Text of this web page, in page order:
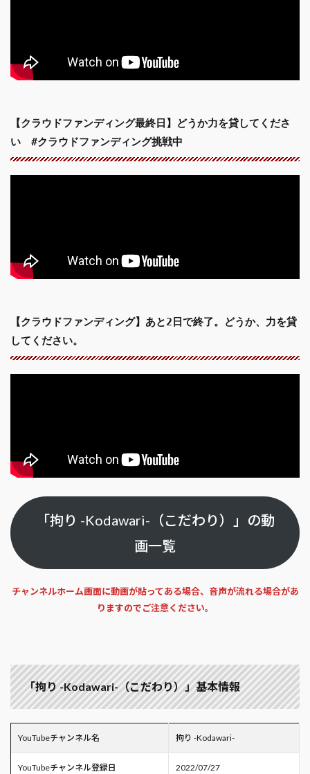
【クラウドファンディング最終日】どうか力を貸してくださ
い #クラウドファンディング挑戦中
【クラウドファンディング】あと2日で終了。どうか、力を貸
してください。
「拘り -Kodawari-（こだわり）」の動
画一覧
チャンネルホーム画面に動画が貼ってある場合、音声が流れる場合があ
りますのでご注意ください。
「拘り -Kodawari-（こだわり）」基本情報
YouTubeチャンネル名 拘り -Kodawari-
YouTubeチャンネル登録日 2022/07/27